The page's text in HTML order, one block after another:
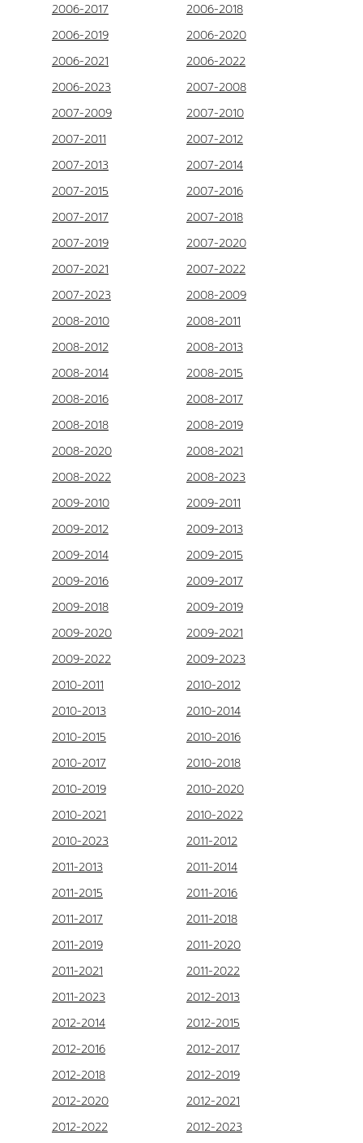
2006-2017
2006-2018
2006-2019
2006-2020
2006-2021
2006-2022
2006-2023
2007-2008
2007-2009
2007-2010
2007-2011
2007-2012
2007-2013
2007-2014
2007-2015
2007-2016
2007-2017
2007-2018
2007-2019
2007-2020
2007-2021
2007-2022
2007-2023
2008-2009
2008-2010
2008-2011
2008-2012
2008-2013
2008-2014
2008-2015
2008-2016
2008-2017
2008-2018
2008-2019
2008-2020
2008-2021
2008-2022
2008-2023
2009-2010
2009-2011
2009-2012
2009-2013
2009-2014
2009-2015
2009-2016
2009-2017
2009-2018
2009-2019
2009-2020
2009-2021
2009-2022
2009-2023
2010-2011
2010-2012
2010-2013
2010-2014
2010-2015
2010-2016
2010-2017
2010-2018
2010-2019
2010-2020
2010-2021
2010-2022
2010-2023
2011-2012
2011-2013
2011-2014
2011-2015
2011-2016
2011-2017
2011-2018
2011-2019
2011-2020
2011-2021
2011-2022
2011-2023
2012-2013
2012-2014
2012-2015
2012-2016
2012-2017
2012-2018
2012-2019
2012-2020
2012-2021
2012-2022
2012-2023